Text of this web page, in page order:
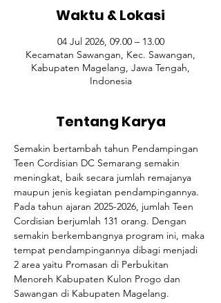
Waktu & Lokasi
04 Jul 2026, 09.00 – 13.00
Kecamatan Sawangan, Kec. Sawangan,
Kabupaten Magelang, Jawa Tengah,
Indonesia
Tentang Karya
Semakin bertambah tahun Pendampingan
Teen Cordisian DC Semarang semakin
meningkat, baik secara jumlah remajanya
maupun jenis kegiatan pendampingannya.
Pada tahun ajaran 2025-2026, jumlah Teen
Cordisian berjumlah 131 orang. Dengan
semakin berkembangnya program ini, maka
tempat pendampingannya dibagi menjadi
2 area yaitu Promasan di Perbukitan
Menoreh Kabupaten Kulon Progo dan
Sawangan di Kabupaten Magelang.